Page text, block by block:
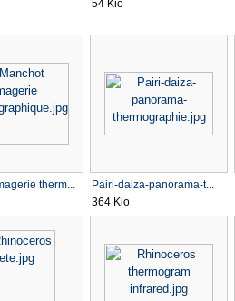
54 Kio
therm...
Pairi-daiza-panorama-t...
364 Kio